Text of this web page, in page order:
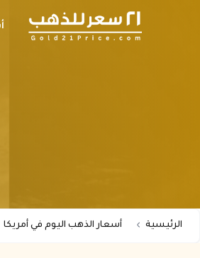
الرئيسية أسعار الذهب اليوم في أمريكا